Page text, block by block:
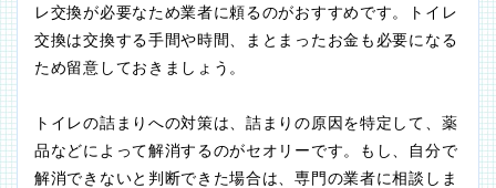
レ交換が必要なため業者に頼るのがおすすめです。トイレ
交換は交換する手間や時間、まとまったお金も必要になる
ため留意しておきましょう。
トイレの詰まりへの対策は、詰まりの原因を特定して、薬
品などによって解消するのがセオリーです。もし、自分で
解消できないと判断できた場合は、専門の業者に相談しま